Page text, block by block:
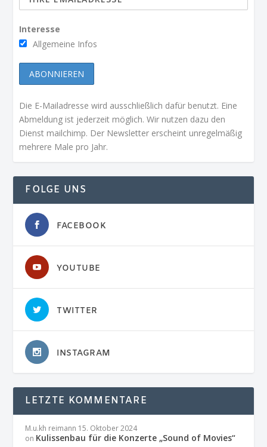
Interesse
Allgemeine Infos
Die E-Mailadresse wird ausschließlich dafür benutzt. Eine
Abmeldung ist jederzeit möglich. Wir nutzen dazu den
Dienst mailchimp. Der Newsletter erscheint unregelmäßig
mehrere Male pro Jahr.
FOLGE UNS
FACEBOOK
YOUTUBE
TWITTER
INSTAGRAM
LETZTE KOMMENTARE
M.u.kh reimann 15. Oktober 2024
on Kulissenbau für die Konzerte „Sound of Movies“